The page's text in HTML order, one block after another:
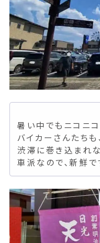
暑い中でもニコニ
バイカーさんたちも
渋滞に巻き込まれ
車派なので、新鮮